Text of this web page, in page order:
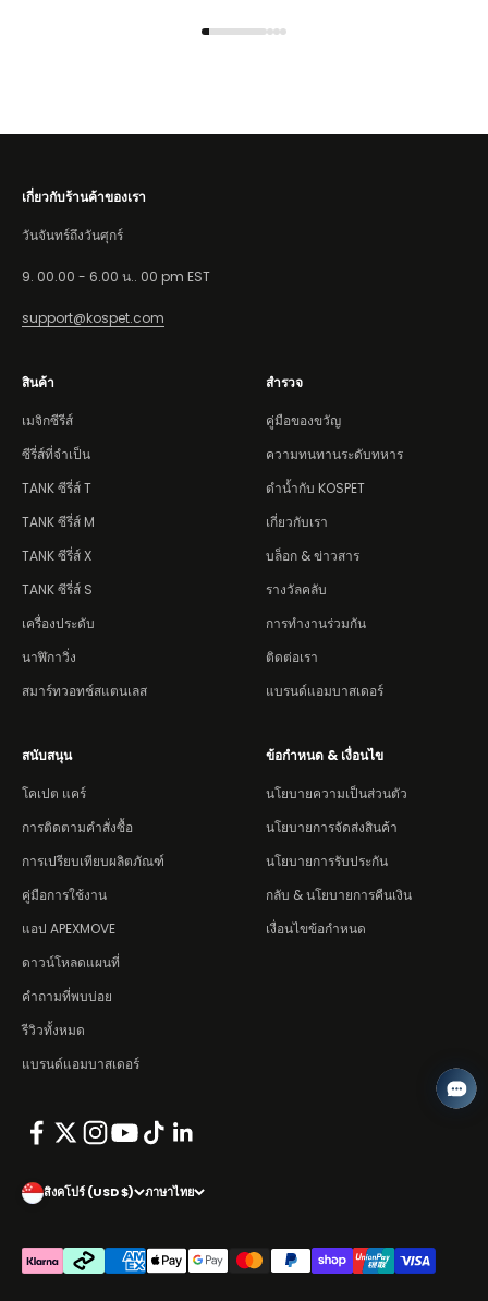
เกี่ยวกับร้านค้าของเรา
วันจันทร์ถึงวันศุกร์
9. 00.00 - 6.00 น.. 00 pm EST
support@kospet.com
สินค้า
เมจิกซีรีส์
ซีรี่ส์ที่จำเป็น
TANKซีรี่ส์ T
TANKซีรี่ส์ M
TANKซีรี่ส์ X
TANKซีรี่ส์ S
เครื่องประดับ
นาฬิกาวิ่ง
สมาร์ทวอทช์สแตนเลส
สำรวจ
คู่มือของขวัญ
ความทนทานระดับทหาร
ดำน้ำกับ KOSPET
เกี่ยวกับเรา
บล็อก & ข่าวสาร
รางวัลคลับ
การทำงานร่วมกัน
ติดต่อเรา
แบรนด์แอมบาสเดอร์
สนับสนุน
โคเปต แคร์
การติดตามคำสั่งซื้อ
การเปรียบเทียบผลิตภัณฑ์
คู่มือการใช้งาน
แอป APEXMOVE
ดาวน์โหลดแผนที่
คำถามที่พบบ่อย
รีวิวทั้งหมด
แบรนด์แอมบาสเดอร์
ข้อกำหนด & เงื่อนไข
นโยบายความเป็นส่วนตัว
นโยบายการจัดส่งสินค้า
นโยบายการรับประกัน
กลับ & นโยบายการคืนเงิน
เงื่อนไขข้อกำหนด
สิงคโปร์ (USD $) ภาษาไทย